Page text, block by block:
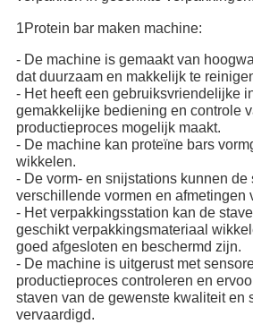
1Protein bar maken machine:
- De machine is gemaakt van
dat duurzaam en makkelijk te
- Het heeft een gebruiksvriendelijke
gemakkelijke bediening en controle
productieproces mogelijk maakt.
- De machine kan proteïne bars
wikkelen.
- De vorm- en snijstations kunnen de
verschillende vormen en afmetingen
- Het verpakkingsstation kan de
geschikt verpakkingsmateriaal
goed afgesloten en beschermd zijn.
- De machine is uitgerust met
productieproces controleren en
staven van de gewenste kwaliteit en
vervaardigd.